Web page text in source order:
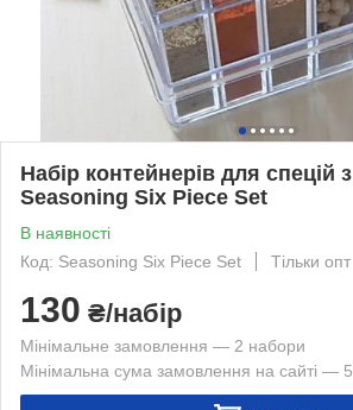
Набір контейнерів для спецій
Seasoning Six Piece Set
В наявності
Код: Seasoning Six Piece Set
Тільки опт
130 ₴/набір
Мінімальне замовлення — 2 набори
Мінімальна сума замовлення на сайті —